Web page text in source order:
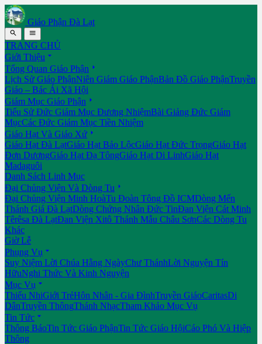
Giáo Phận Đà Lạt
 
TRANG CHỦ
Giới Thiệu 
Tổng Quan Giáo Phận 
Lịch Sử Giáo PhậnNiên Giám Giáo PhậnBản Đồ Giáo PhậnTruyền
Giáo – Bác Ái Xã Hội
Giám Mục Giáo Phận 
Tiểu Sử Đức Giám Mục Đương NhiệmBài Giảng Đức Giám
MụcCác Đức Giám Mục Tiền Nhiệm
Giáo Hạt Và Giáo Xứ 
Giáo Hạt Đà LạtGiáo Hạt Bảo LộcGiáo Hạt Đức TrọngGiáo Hạt
Đơn DươngGiáo Hạt Đạ TôngGiáo Hạt Di LinhGiáo Hạt
Madaguôi
Danh Sách Linh Mục
Đại Chủng Viện Và Dòng Tu 
Đại Chủng Viện Minh HoàTu Đoàn Tông Đồ ICMDòng Mến
Thánh Giá Đà LạtDòng Chứng Nhân Đức TinĐan Viện Cát Minh
Têrêsa Đà LạtĐan Viện Xitô Thánh Mẫu Châu SơnCác Dòng Tu
Khác
Giờ Lễ
Phụng Vụ 
Suy Niệm Lời Chúa Hằng NgàyChư ThánhLời Nguyện Tín
HữuNghi Thức Và Kinh Nguyện
Mục Vụ 
Thiếu NhiGiới TrẻHôn Nhân - Gia ĐìnhTruyền GiáoCaritasDi
DânTruyền ThôngThánh NhạcTham Khảo Mục Vụ
Tin Tức 
Thông BáoTin Tức Giáo PhậnTin Tức Giáo HộiCáo Phó Và Hiệp
Thông